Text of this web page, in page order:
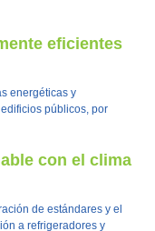
eficientes
energéticas y
públicos, por
con el clima
de estándares y el
a refrigeradores y